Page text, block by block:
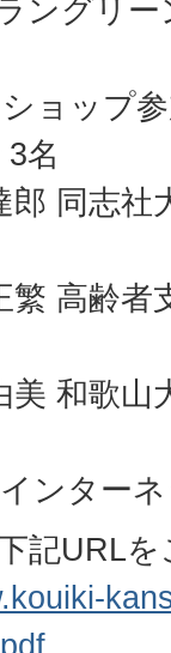
ングリ
ョップ
名
志社大
齢者支
歌山大
ンター
記URLを